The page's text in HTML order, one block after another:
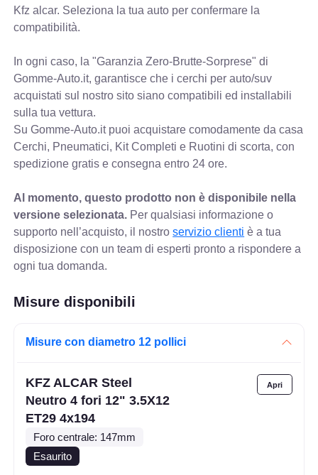
Kfz alcar. Seleziona la tua auto per confermare la
compatibilità.
In ogni caso, la "Garanzia Zero-Brutte-Sorprese" di
Gomme-Auto.it, garantisce che i cerchi per auto/suv
acquistati sul nostro sito siano compatibili ed installabili
sulla tua vettura.
Su Gomme-Auto.it puoi acquistare comodamente da casa
Cerchi, Pneumatici, Kit Completi e Ruotini di scorta, con
spedizione gratis e consegna entro 24 ore.
Al momento, questo prodotto non è disponibile nella
versione selezionata. Per qualsiasi informazione o
supporto nell’acquisto, il nostroservizio clienti è a tua
disposizione con un team di esperti pronto a rispondere a
ogni tua domanda.
Misure disponibili
Misure con diametro 12 pollici
KFZ ALCAR Steel
Neutro 4 fori 12" 3.5X12
ET29 4x194
Foro centrale: 147mm
Esaurito